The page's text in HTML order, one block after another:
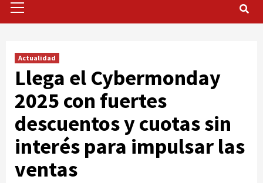
Menu
Actualidad
Llega el Cybermonday
2025 con fuertes
descuentos y cuotas sin
interés para impulsar las
ventas